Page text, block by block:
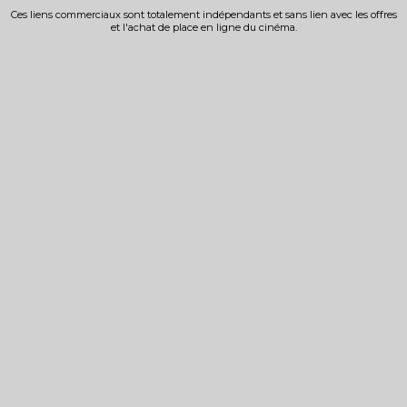
Ces liens commerciaux sont totalement indépendants et sans lien avec les offres
et l'achat de place en ligne du cinéma.